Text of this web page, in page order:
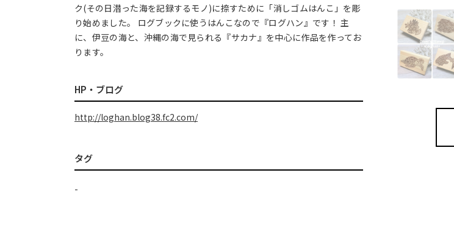
ク(その日潜った海を記録するモノ)に捺すために「消しゴムはんこ」を彫
り始めました。 ログブックに使うはんこなので『ログハン』です！ 主
に、伊豆の海と、沖縄の海で見られる『サカナ』を中心に作品を作ってお
ります。
HP・ブログ
http://loghan.blog38.fc2.com/
タグ
-